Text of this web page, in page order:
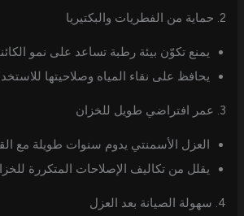
2. حماية من الفطريات والبكتيريا
يمنع تكوّن بيئة رطبة تساعد على نمو
يحافظ على نقاء المياه وصلاحيتها
3. عمر افتراضي طويل للخزان
العزل الأسمنتي يدوم سنوات طويلة مع
يقلل من تكاليف الإصلاحات المتكررة
4. سهولة الصيانة بعد العزل